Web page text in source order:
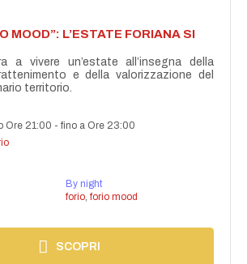
MOOD”: L’ESTATE FORIANA SI
a vivere un’estate all’insegna della
e della valorizzazione del
territorio.
Ore 21:00 -fino a Ore 23:00
By night
forio, forio mood
SCOPRI